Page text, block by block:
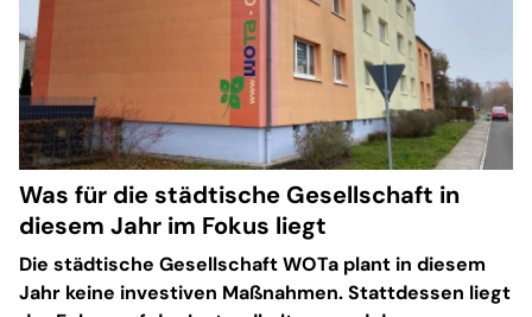
Was für die städtische Gesellschaft in
diesem Jahr im Fokus liegt
Die städtische Gesellschaft WOTa plant in diesem
Jahr keine investiven Maßnahmen. Stattdessen liegt